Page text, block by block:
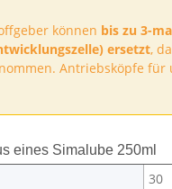
können bis zu 3-
ersetzt,
Antriebsköpfe
eines Simalube 250ml
30